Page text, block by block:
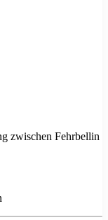
zwischen Fehrbellin